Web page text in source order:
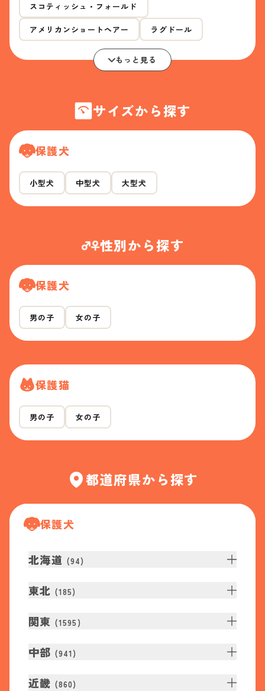
スコティッシュ・フォールド
アメリカンショートヘアー ラグドール
もっと見る
サイズから探す
保護犬
小型犬 中型犬 大型犬
性別から探す
保護犬
男の子 女の子
保護猫
男の子 女の子
都道府県から探す
保護犬
北海道 (94)
東北 (185)
関東 (1595 )
中部 (941 )
近畿 (860)